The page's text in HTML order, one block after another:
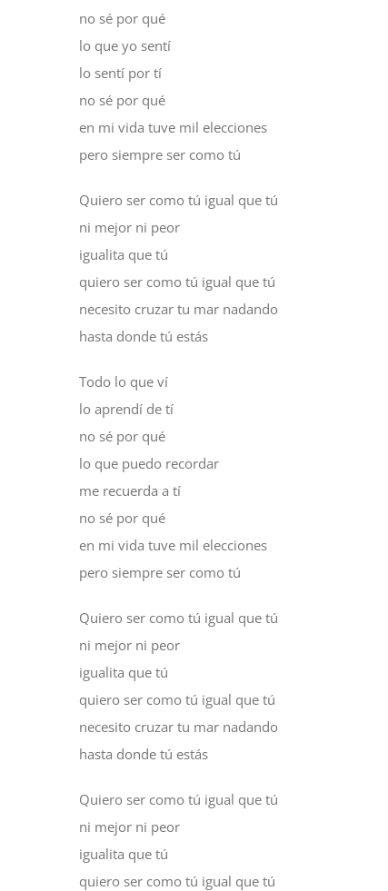
no sé por qué
lo que yo sentí
lo sentí por tí
no sé por qué
en mi vida tuve mil elecciones
pero siempre ser como tú
Quiero ser como tú igual que tú
ni mejor ni peor
igualita que tú
quiero ser como tú igual que tú
necesito cruzar tu mar nadando
hasta donde tú estás
Todo lo que ví
lo aprendí de tí
no sé por qué
lo que puedo recordar
me recuerda a tí
no sé por qué
en mi vida tuve mil elecciones
pero siempre ser como tú
Quiero ser como tú igual que tú
ni mejor ni peor
igualita que tú
quiero ser como tú igual que tú
necesito cruzar tu mar nadando
hasta donde tú estás
Quiero ser como tú igual que tú
ni mejor ni peor
igualita que tú
quiero ser como tú igual que tú